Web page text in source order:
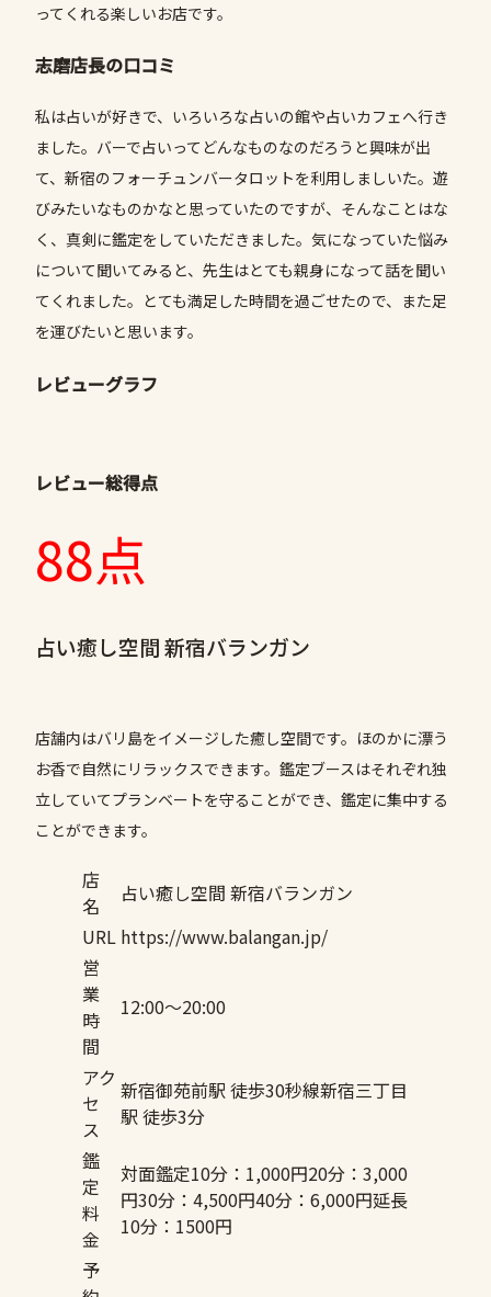
ってくれる楽しいお店です。
志磨店長の口コミ
私は占いが好きで、いろいろな占いの館や占いカフェへ行き
ました。バーで占いってどんなものなのだろうと興味が出
て、新宿のフォーチュンバータロットを利用しましいた。遊
びみたいなものかなと思っていたのですが、そんなことはな
く、真剣に鑑定をしていただきました。気になっていた悩み
について聞いてみると、先生はとても親身になって話を聞い
てくれました。とても満足した時間を過ごせたので、また足
を運びたいと思います。
レビューグラフ
レビュー総得点
88点
占い癒し空間 新宿バランガン
店舗内はバリ島をイメージした癒し空間です。ほのかに漂う
お香で自然にリラックスできます。鑑定ブースはそれぞれ独
立していてプランベートを守ることができ、鑑定に集中する
ことができます。
店
名
占い癒し空間 新宿バランガン
URL https://www.balangan.jp/
営
業
時
間
12:00〜20:00
アク
セ
ス
新宿御苑前駅 徒歩30秒線新宿三丁目
駅 徒歩3分
鑑
定
料
金
対面鑑定10分：1,000円20分：3,000
円30分：4,500円40分：6,000円延長
10分：1500円
予